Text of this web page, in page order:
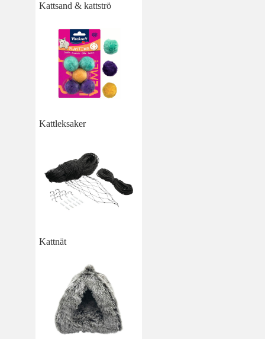
Kattsand & kattströ
Kattleksaker
Kattnät